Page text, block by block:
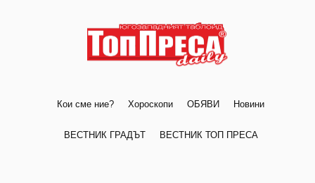
Кои сме ние? Хороскопи ОБЯВИ Новини
ВЕСТНИК ГРАДЪТ ВЕСТНИК ТОП ПРЕСА